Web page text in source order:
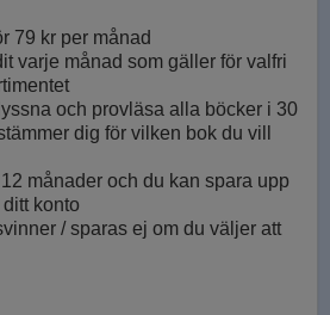
79 kr per månad
varje månad som gäller för valfri
och provläsa alla böcker i 30
dig för vilken bok du vill
månader och du kan spara upp
konto
/ sparas ej om du väljer att